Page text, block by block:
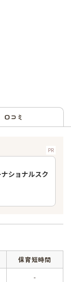
口コミ
PR
ショナルスク
保育短時間
-